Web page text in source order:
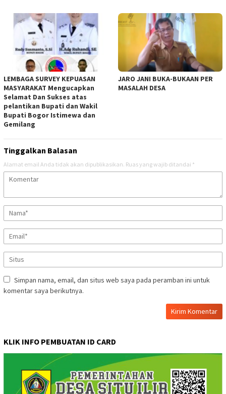
LEMBAGA SURVEY KEPUASAN
MASYARAKAT Mengucapkan
Selamat Dan Sukses atas
pelantikan Bupati dan Wakil
Bupati Bogor Istimewa dan
Gemilang
JARO JANI BUKA-BUKAAN PER
MASALAH DESA
Tinggalkan Balasan
Alamat email Anda tidak akan dipublikasikan. Ruas yang wajib ditandai *
Simpan nama, email, dan situs web saya pada peramban ini untuk
komentar saya berikutnya.
KLIK INFO PEMBUATAN ID CARD